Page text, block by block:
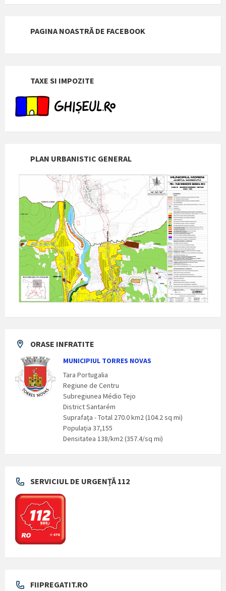
PAGINA NOASTRĂ DE FACEBOOK
TAXE SI IMPOZITE
PLAN URBANISTIC GENERAL
ORASE INFRATITE
MUNICIPIUL TORRES NOVAS
Tara Portugalia
Regiune de Centru
Subregiunea Médio Tejo
District Santarém
Suprafaţa - Total 270.0 km2 (104.2 sq mi)
Populaţia 37,155
Densitatea 138/km2 (357.4/sq mi)
SERVICIUL DE URGENȚĂ 112
FIIPREGATIT.RO